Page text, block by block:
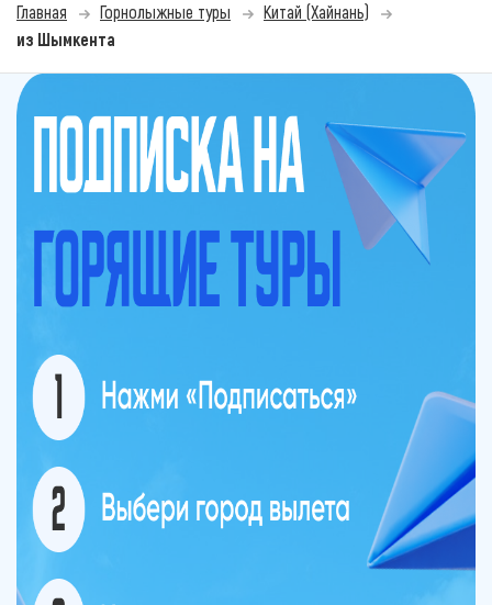
Главная Горнолыжные туры
Китай (Хайнань)
из Шымкента